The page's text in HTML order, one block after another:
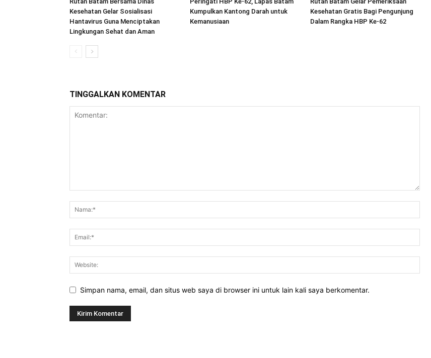
Kesehatan Gelar Sosialisasi
Hantavirus Guna Menciptakan
Lingkungan Sehat dan Aman
Kumpulkan Kantong Darah untuk
Kemanusiaan
Kesehatan Gratis Bagi Pengunjung
Dalam Rangka HBP Ke-62
TINGGALKAN KOMENTAR
Simpan nama, email, dan situs web saya di browser ini untuk lain kali saya berkomentar.